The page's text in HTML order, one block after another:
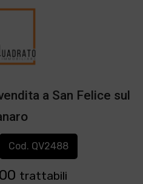
a San Felice sul
Cod. QV2488
trattabili